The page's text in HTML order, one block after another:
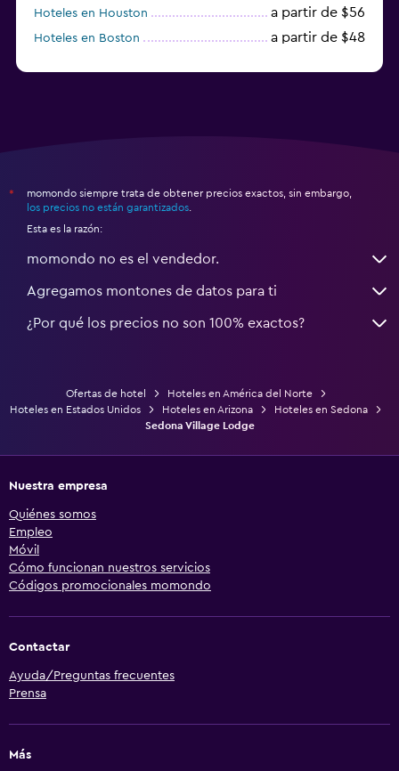
Hoteles en Houston a partir de $56
Hoteles en Boston a partir de $48
*
momondo siempre trata de obtener precios exactos, sin embargo,
los precios no están garantizados
Esta es la razón:
momondo no es el vendedor.
Agregamos montones de datos para ti
¿Por qué los precios no son 100% exactos?
Ofertas de hotel
Hoteles en América del Norte
Hoteles en Estados Unidos
Hoteles en Arizona
Hoteles en Sedona
Sedona Village Lodge
Nuestra empresa
Quiénes somos
Empleo
Móvil
Cómo funcionan nuestros servicios
Códigos promocionales momondo
Contactar
Ayuda/Preguntas frecuentes
Prensa
Más